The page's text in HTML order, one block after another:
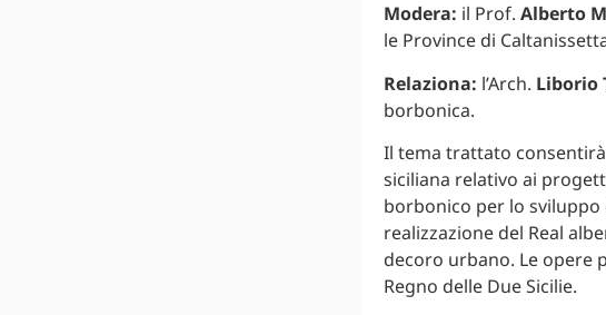
Modera: il Prof. Alberto
le Province di
Relaziona: l’Arch. Liborio
borbonica.
Il tema trattato
siciliana relativo ai
borbonico per lo
realizzazione del Real
decoro urbano. Le opere
Regno delle Due Sicilie.